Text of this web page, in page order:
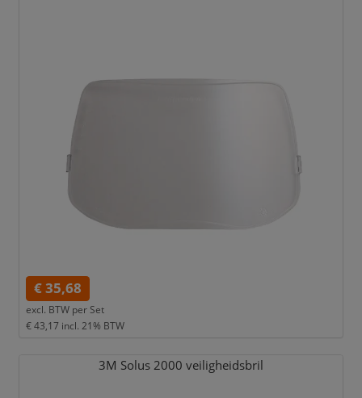
€ 35,68
excl. BTW per Set
€ 43,17 incl. 21% BTW
3M Solus 2000 veiligheidsbril